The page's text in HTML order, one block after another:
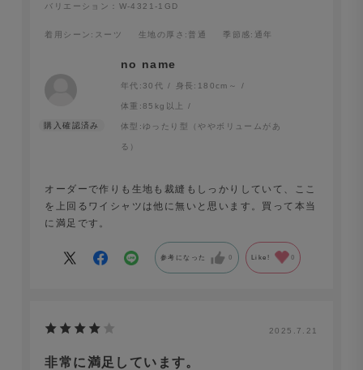
バリエーション：W-4321-1GD
着用シーン :スーツ 生地の厚さ :普通 季節感:通年
no name
年代:30代 身長: 180cm～
体重:85kg以上
体型: ゆったり型（ややボリュームがあ
る）
オーダーで作りも生地も裁縫もしっかりしていて、ここ
を上回るワイシャツは他に無いと思います。買って本当
に満足です。
参考になった 0 Like! 0
2025.7.21
非常に満足しています。